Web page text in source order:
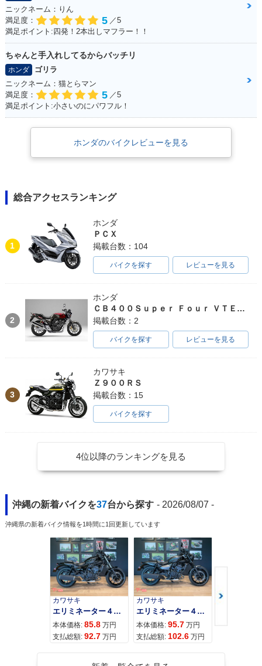
ニックネーム：りん
満足度：
5 ／5
満足ポイント:四発！2本出しマフラー！！
ちゃんと手入れしてるからバッチリ
ホンダ
ゴリラ
ニックネーム：猫とらマン
満足度：
5 ／5
満足ポイント:小さいのにパワフル！
ホンダのバイクレビューを見る
総合アクセスランキング
1
ホンダ
ＰＣＸ
掲載台数：104
バイクを探す レビューを見る
2
ホンダ
ＣＢ４００Ｓｕｐｅｒ Ｆｏｕｒ ＶＴＥＣ ＳＰＥＣ３
掲載台数：2
バイクを探す レビューを見る
3
カワサキ
Ｚ９００ＲＳ
掲載台数：15
バイクを探す
4位以降のランキングを見る
沖縄の新着バイクを37台から探す - 2026/08/07 -
沖縄県の新着バイク情報を1時間に1回更新しています
カワサキ
エリミネーター４００
本体価格: 85.8 万円
支払総額: 92.7 万円
カワサキ
エリミネーター４００ＳＥ
本体価格: 95.7 万円
支払総額: 102.6 万円
カワサキ
本体価格: